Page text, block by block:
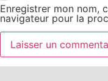
Enregistrer mon nom,
navigateur pour la